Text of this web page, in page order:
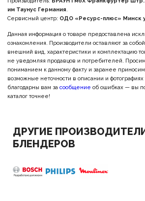
им Таунус Германия.
Сервисный центр: ОДО «Ресурс-плюс» Минск
Данная информация о товаре предоставлена
ознакомления. Производители оставляют за
внешний вид, характеристики и комплектацию
не уведомляя продавцов и потребителей.
пониманием к данному факту и заранее
возможные неточности в описании и фотографиях
благодарны вам за сообщение об ошибках — вы
каталог точнее!
ДРУГИЕ
БЛЕНДЕРОВ